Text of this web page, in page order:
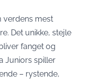
verdens mest
Det unikke, stejle
fanget og
Juniors spiller
– rystende,